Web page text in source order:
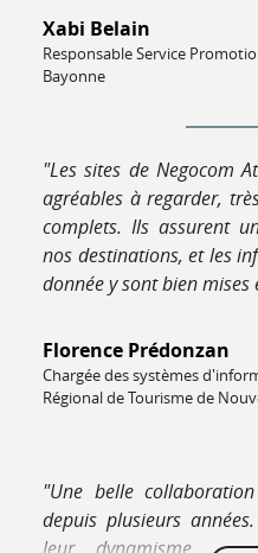
Xabi Belain
Responsable Service
Bayonne
"Les sites de Negocom
agréables à regarder,
complets. Ils assurent
nos destinations, et les
donnée y sont bien mises
Florence Prédonzan
Chargée des systèmes
Régional de Tourisme de
"Une belle
depuis plusieurs
leur dynamisme et